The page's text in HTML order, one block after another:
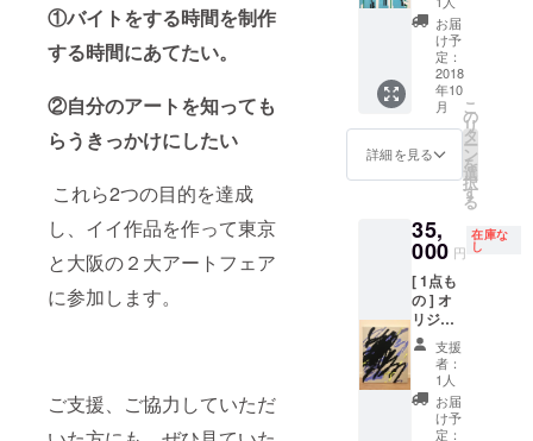
①バイトをする時間を制作
する時間にあてたい。
②自分のアートを知っても
らうきっかけにしたい
これら2つの目的を達成
し、イイ作品を作って東京
と大阪の２大アートフェア
に参加します。
ご支援、ご協力していただ
+ 現場
レポー
トメー
ル(写真
canvas
) F8 :
45.5cm
x 38cm
シルク
スク
リー
ン、ア
クリル
ペイン
ト / キャ
ンバス
/ 直筆サ
イン入
+ ポス
トカー
ド(大)2
枚 絵柄
ランダ
ム (直筆
サイン
入) + 心
を込め
お届
け予
定：
2018
年10
月
詳細を見る
こ
の
リ
タ
ー
ン
を
選
択
す
る
35,
000 円
在庫な
し
[ 1点も
の ] オ
リジナ
ル ペイ
ント作
品 (can
vas) F8
45.5cm
支援
者：
1人
お届
け予
定：